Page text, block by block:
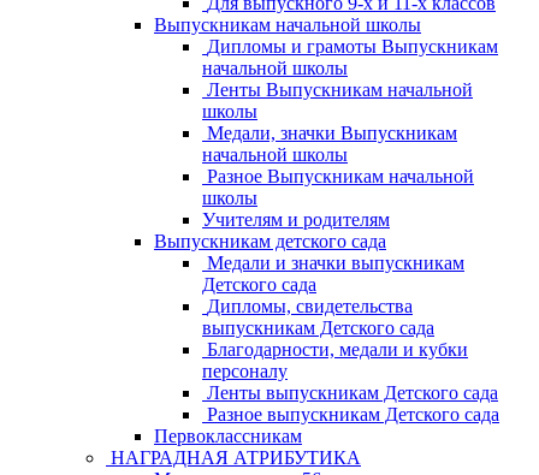
Выпускникам начальной школы
Дипломы и грамоты Выпускникам
начальной школы
Ленты Выпускникам начальной
школы
Медали, значки Выпускникам
начальной школы
Разное Выпускникам начальной
школы
Учителям и родителям
Выпускникам детского сада
Медали и значки выпускникам
Детского сада
Дипломы, свидетельства
выпускникам Детского сада
Благодарности, медали и кубки
персоналу
Ленты выпускникам Детского сада
Разное выпускникам Детского сада
Первоклассникам
НАГРАДНАЯ АТРИБУТИКА